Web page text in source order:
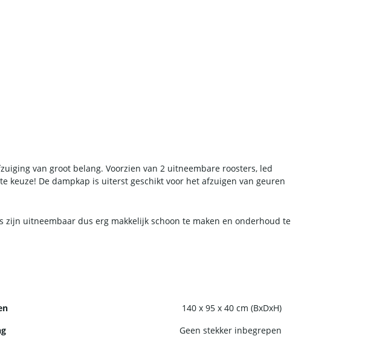
van groot belang. Voorzien van 2 uitneembare roosters, led
keuze! De dampkap is uiterst geschikt voor het afzuigen van geuren
uitneembaar dus erg makkelijk schoon te maken en onderhoud te
140 x 95 x 40 cm (BxDxH)
Geen stekker inbegrepen